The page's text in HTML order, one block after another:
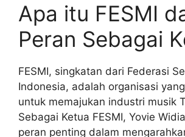
Apa itu FESMI
Peran Sebagai
FESMI, singkatan dari Federasi
Indonesia, adalah organisasi
untuk memajukan industri musik
Sebagai Ketua FESMI, Yovie
peran penting dalam